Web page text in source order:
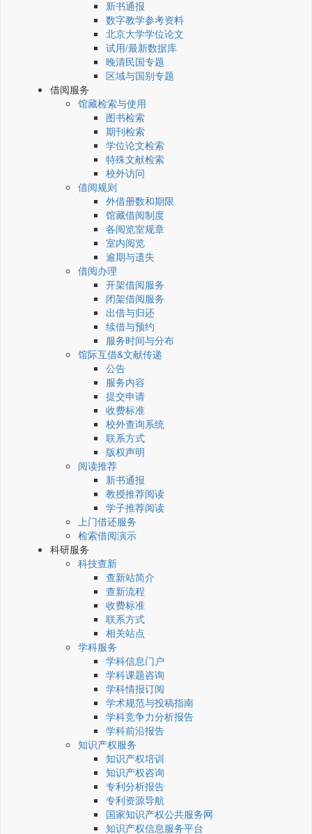
新书通报
数字教学参考资料
北京大学学位论文
试用/最新数据库
晚清民国专题
区域与国别专题
借阅服务
馆藏检索与使用
图书检索
期刊检索
学位论文检索
特殊文献检索
校外访问
借阅规则
外借册数和期限
馆藏借阅制度
各阅览室规章
室内阅览
逾期与遗失
借阅办理
开架借阅服务
闭架借阅服务
出借与归还
续借与预约
服务时间与分布
馆际互借&文献传递
公告
服务内容
提交申请
收费标准
校外查询系统
联系方式
版权声明
阅读推荐
新书通报
教授推荐阅读
学子推荐阅读
上门借还服务
检索借阅演示
科研服务
科技查新
查新站简介
查新流程
收费标准
联系方式
相关站点
学科服务
学科信息门户
学科课题咨询
学科情报订阅
学术规范与投稿指南
学科竞争力分析报告
学科前沿报告
知识产权服务
知识产权培训
知识产权咨询
专利分析报告
专利资源导航
国家知识产权公共服务网
知识产权信息服务平台